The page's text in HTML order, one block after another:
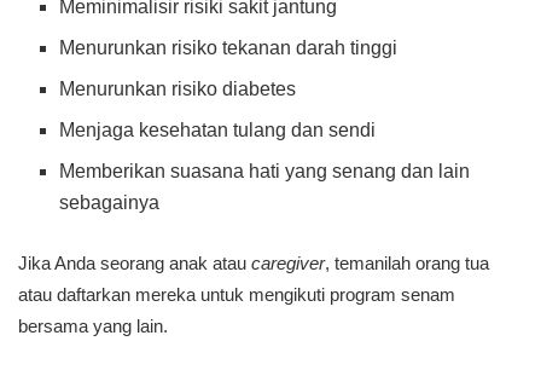
Meminimalisir risiki sakit jantung
Menurunkan risiko tekanan darah tinggi
Menurunkan risiko diabetes
Menjaga kesehatan tulang dan sendi
Memberikan suasana hati yang senang dan lain
sebagainya
Jika Anda seorang anak atau caregiver, temanilah orang tua
atau daftarkan mereka untuk mengikuti program senam
bersama yang lain.